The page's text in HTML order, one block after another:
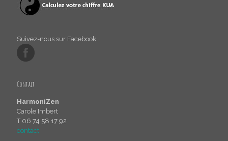
Suivez-nous sur Facebook
Contact
HarmoniZen
Carole Imbert
T 06 74 58 17 92
contact